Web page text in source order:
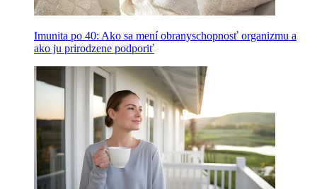
Imunita po 40: Ako sa mení obranyschopnosť organizmu a
ako ju prirodzene podporiť